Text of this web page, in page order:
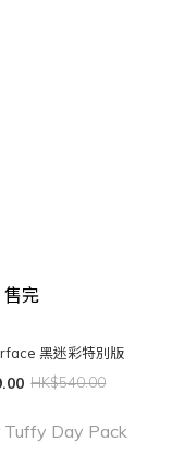
售完
黑迷彩特別版
HK$540.00